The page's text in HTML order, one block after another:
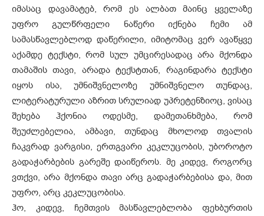
იმასაც დავამატებ, რომ ეს ალბათ მაინც ყველაზე
უფრო გულწრფელი ნაწერი იქნება ჩემი ამ
სამასწავლებლოდ დაწერილი, იმიტომაც ვერ ავაწყვე
აქამდე ტექსტი, რომ სულ უმცირესადაც არა მქონდა
თამაშის თავი, არადა ტექსტთან, რაგინდარა ტექსტი
იყოს ისა, უმნიშვნელოზე უმნიშვნელო თუნდაც,
ლიტერატურული აზრით სრულიად უპრეტენზიოც, ვისაც
შეხება ჰქონია ოდესმე, დამეთანხმება, რომ
შეუძლებელია, ამბავი, თუნდაც მხოლოდ თვალის
ჩაკვრად ვარგისი, ერთგვარი კეკლუცობის, უბოროტო
გადაჭარბების გარეშე დაიწეროს. მე კიდევ, როგორც
ვთქვი, არა მქონდა თავი არც გადაჭარბებისა და, მით
უფრო, არც კეკლუცობისა.
ჰო, კიდევ, ჩემთვის მასწავლებლობა ფეხბურთის